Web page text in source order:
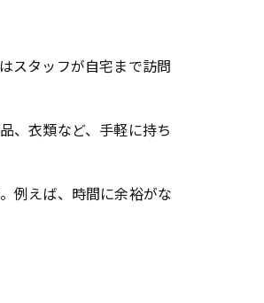
スタッフが自宅まで訪問
、衣類など、手軽に持ち
例えば、時間に余裕がな